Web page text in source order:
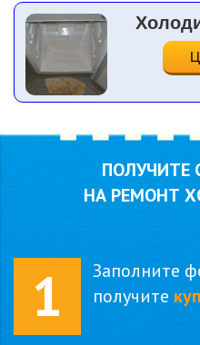
ПОЛУЧИТЕ
НА РЕМОНТ
1
Заполните
получите